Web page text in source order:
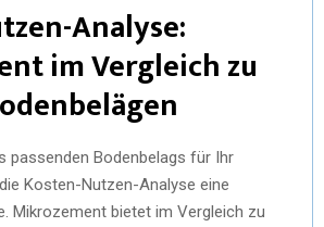
Analyse:
im Vergleich zu
passenden Bodenbelags für Ihr
Kosten-Nutzen-Analyse eine
Mikrozement bietet im Vergleich zu